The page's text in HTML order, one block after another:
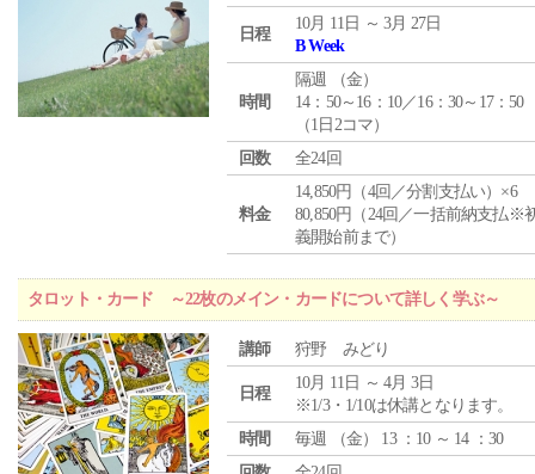
日程
10月 11日 ～ 3月 27日
B Week
時間
隔週 （金）
14：50～16：10／16：30～17：50
（1日2コマ）
回数
全24回
料金
14,850円（4回／分割支払い）×6
80,850円（24回／一括前納支払※
義開始前まで）
タロット・カード ～22枚のメイン・カードについて詳しく学ぶ～
講師 狩野 みどり
日程
10月 11日 ～ 4月 3日
※1/3・1/10は休講となります。
時間
毎週 （金） 13 ：10 ～ 14 ：30